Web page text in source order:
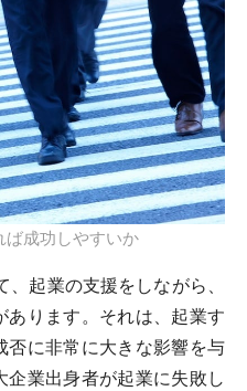
ば成功しやすいか
起業の支援をしながら、
ります。それは、起業す
否に非常に大きな影響を与
企業出身者が起業に失敗し